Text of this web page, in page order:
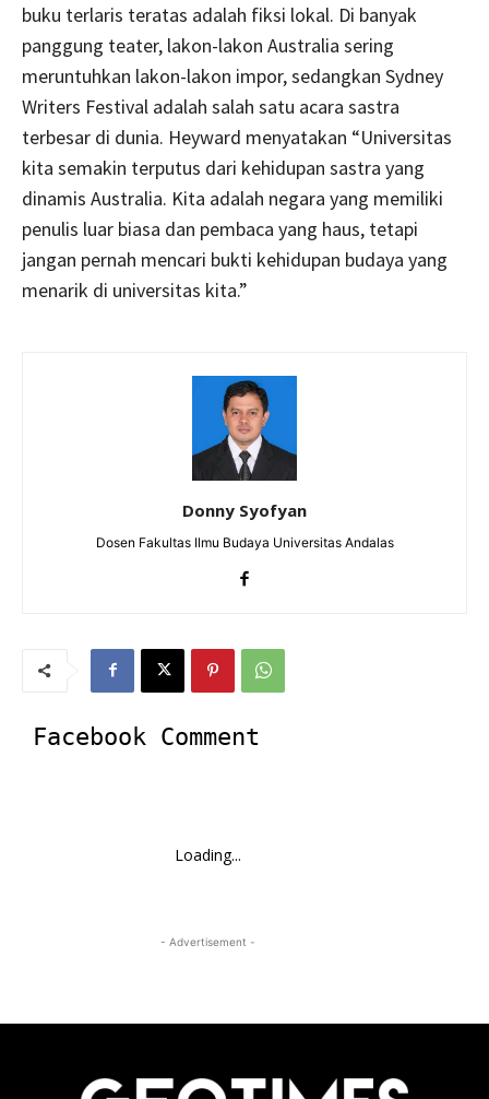
buku terlaris teratas adalah fiksi lokal. Di banyak
panggung teater, lakon-lakon Australia sering
meruntuhkan lakon-lakon impor, sedangkan Sydney
Writers Festival adalah salah satu acara sastra
terbesar di dunia. Heyward menyatakan “Universitas
kita semakin terputus dari kehidupan sastra yang
dinamis Australia. Kita adalah negara yang memiliki
penulis luar biasa dan pembaca yang haus, tetapi
jangan pernah mencari bukti kehidupan budaya yang
menarik di universitas kita.”
Donny Syofyan
Dosen Fakultas Ilmu Budaya Universitas Andalas
Facebook Comment
Loading...
- Advertisement -